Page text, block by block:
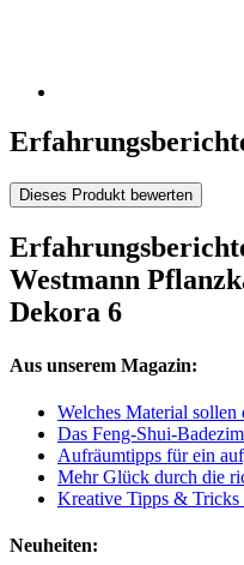
Dieses Produkt bewerten
Westmann
Dekora 6
Aus unserem Magazin:
Welches Material sollen
Das Feng-Shui-
Aufräumtipps für ein
Mehr Glück durch die
Kreative Tipps & Tricks
Neuheiten: